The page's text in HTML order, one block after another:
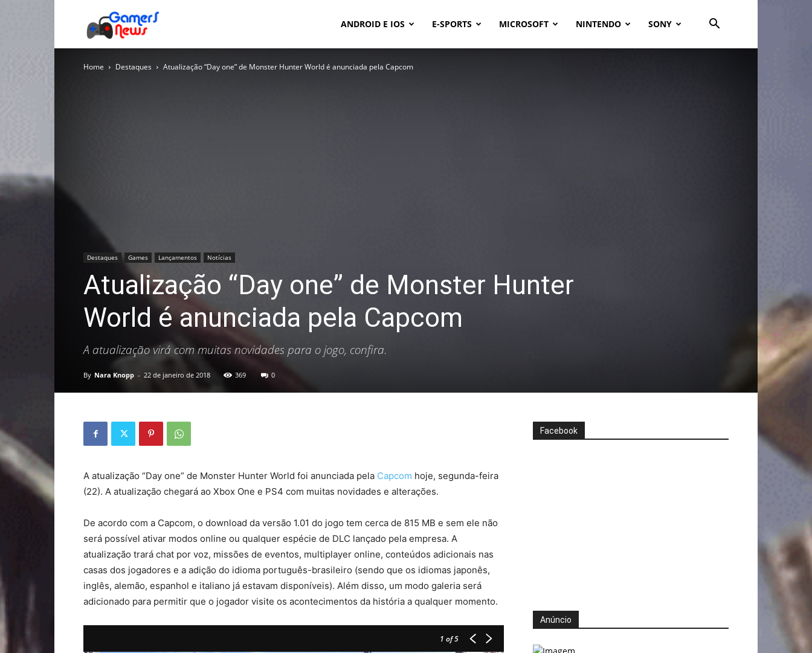
News
ANDROID E IOS E-SPORTS MICROSOFT NINTENDO SONY
Home Destaques Atualização “Day one” de Monster Hunter World é anunciada pela Capcom
Destaques Games Lançamentos Notícias
Atualização “Day one” de Monster Hunter
World é anunciada pela Capcom
A atualização virá com muitas novidades para o jogo, confira.
By Nara Knopp - 22 de janeiro de 2018 369 0
A atualização “Day one” de Monster Hunter World foi anunciada pela Capcom hoje, segunda-feira
(22). A atualização chegará ao Xbox One e PS4 com muitas novidades e alterações.
De acordo com a Capcom, o download da versão 1.01 do jogo tem cerca de 815 MB e sem ele não
será possível ativar modos online ou qualquer espécie de DLC lançado pela empresa. A
atualização trará chat por voz, missões de eventos, multiplayer online, conteúdos adicionais nas
casas dos jogadores e a adição do idioma português-brasileiro (sendo que os idiomas japonês,
inglês, alemão, espanhol e italiano já estavam disponíveis). Além disso, um modo galeria será
adicionado para permitir que o jogador visite os acontecimentos da história a qualquer momento.
1 of 5
Facebook
Anúncio